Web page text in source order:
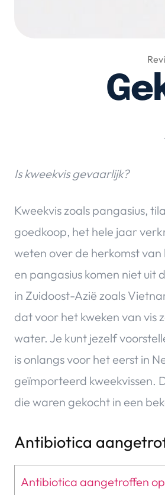
Is kweekvis gevaarlijk?
Kweekvis zoals pangasius,
goedkoop, het hele jaar
weten over de herkomst van
en pangasius komen niet uit
in Zuidoost-Azië zoals
dat voor het kweken van vis
water. Je kunt jezelf
is onlangs voor het eerst in
geïmporteerd kweekvissen.
die waren gekocht in een
Antibiotica
Antibiotica aangetroffen